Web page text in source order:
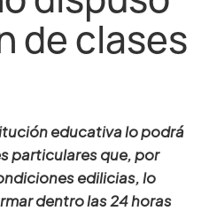
de clases
educativa lo podrá
particulares que, por
edilicias, lo
dentro las 24 horas